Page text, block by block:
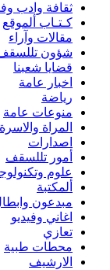
ثقافة وادب
كـتـاب ألموقع
مقالات وآراء
شؤون
قضايا شعبنا
اخبار عامة
رياضة
منوعات عامة
المراة والاسرة
اصدارات
أمور تللسقف
علوم
ألمكتبة
مبدعون
اغاني وفيديو
تعازي
محطات طبية
الارشيف